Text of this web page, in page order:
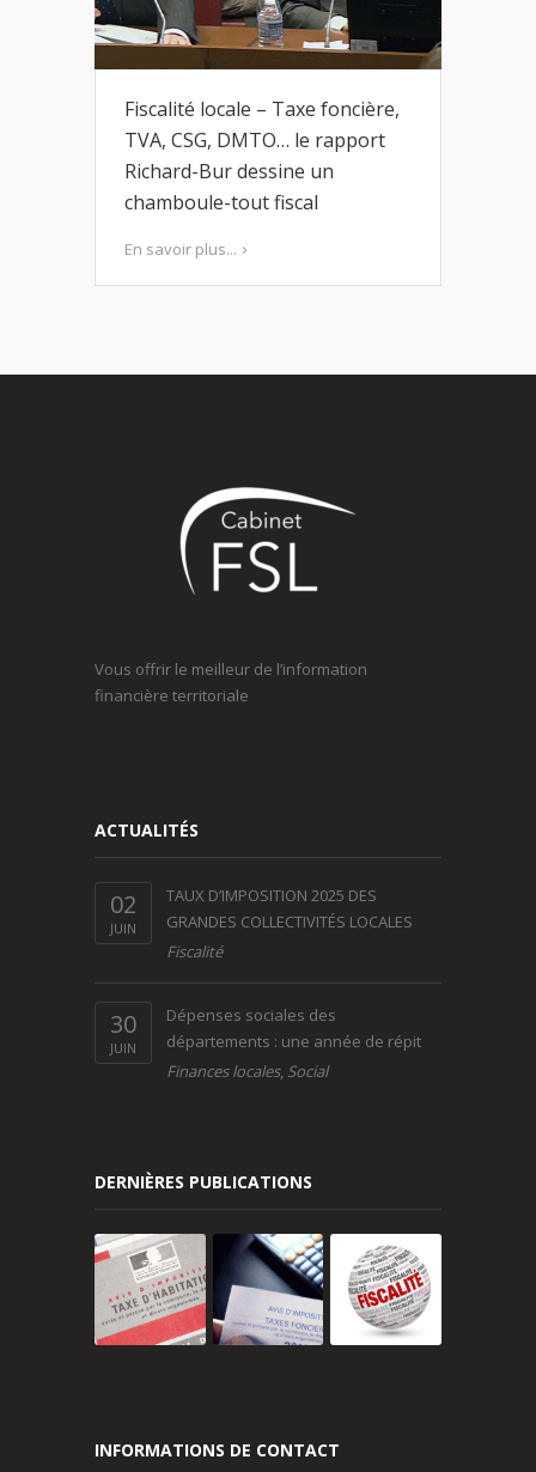
Fiscalité locale – Taxe foncière,
TVA, CSG, DMTO… le rapport
Richard-Bur dessine un
chamboule-tout fiscal
En savoir plus...
Vous offrir le meilleur de l’information
financière territoriale
ACTUALITÉS
02
JUIN
TAUX D’IMPOSITION 2025 DES
GRANDES COLLECTIVITÉS LOCALES
Fiscalité
30
JUIN
Dépenses sociales des
départements : une année de répit
Finances locales, Social
DERNIÈRES PUBLICATIONS
INFORMATIONS DE CONTACT